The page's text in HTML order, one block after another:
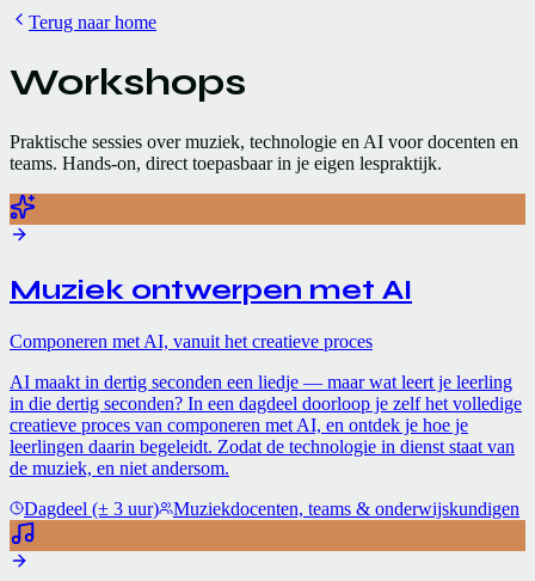
Terug naar home
Workshops
Praktische sessies over muziek, technologie en AI voor docenten en
teams. Hands-on, direct toepasbaar in je eigen lespraktijk.
Muziek ontwerpen met AI
Componeren met AI, vanuit het creatieve proces
AI maakt in dertig seconden een liedje — maar wat leert je leerling
in die dertig seconden? In een dagdeel doorloop je zelf het volledige
creatieve proces van componeren met AI, en ontdek je hoe je
leerlingen daarin begeleidt. Zodat de technologie in dienst staat van
de muziek, en niet andersom.
Dagdeel (± 3 uur)
Muziekdocenten, teams & onderwijskundigen